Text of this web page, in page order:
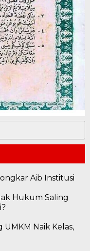
Aib Institusi
Hukum Saling
Naik Kelas,